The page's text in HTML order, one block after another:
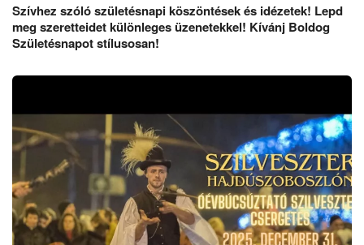
Szívhez szóló születésnapi köszöntések és idézetek! Lepd
meg szeretteidet különleges üzenetekkel! Kívánj Boldog
Születésnapot stílusosan!